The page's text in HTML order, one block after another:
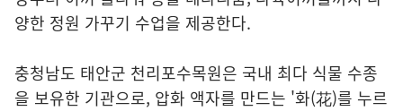
양한 정원 가꾸기 수업을 제공한다.
충청남도 태안군 천리포수목원은 국내 최다 식물 수종
을 보유한 기관으로, 압화 액자를 만드는 '화(花)를 누르